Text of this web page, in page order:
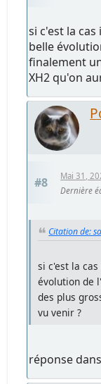
si c'est la
belle
finalement
XH2 qu'on
#8
Mai 31,
Dernière
Citation de:
si c'est la
évolution de
des plus
vu venir ?
réponse